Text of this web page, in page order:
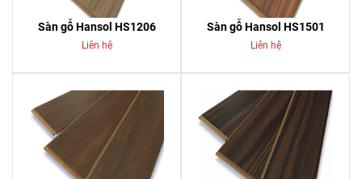
Sàn gỗ Hansol HS1206
Liên hệ
Sàn gỗ Hansol HS1501
Liên hệ